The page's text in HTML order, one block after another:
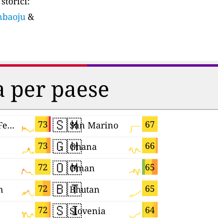
&
paese
73
Russian Federation
73
72
72
72
🇸🇲 67
San Marino
🇬🇭 66
Ghana
🇴🇲 65
Oman
🇧🇹 65
Bhutan
🇸🇮 64
Slovenia